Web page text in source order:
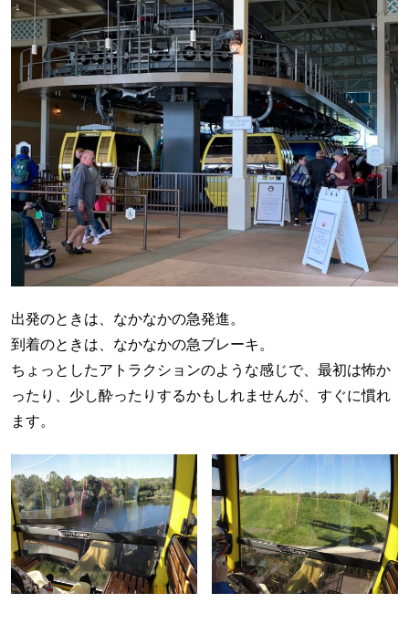
出発のときは、なかなかの急発進。
到着のときは、なかなかの急ブレーキ。
ちょっとしたアトラクションのような感じで、最初は怖か
ったり、少し酔ったりするかもしれませんが、すぐに慣れ
ます。